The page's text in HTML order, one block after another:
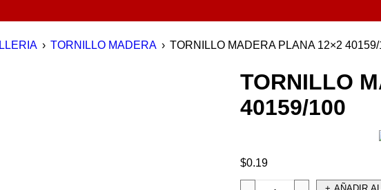
› TORNILLO MADERA › TORNILLO MADERA PLANA 12×2
TORNILLO
40159/100
$0.19